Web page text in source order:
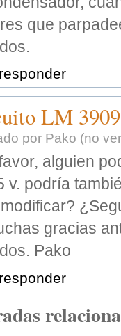
que
responder
LM 3909
por Pako (no
alguien
v. podría
gracias
Pako
responder